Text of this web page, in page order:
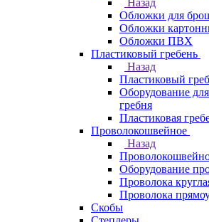
Назад
Обложки для
Обложки
Обложки ПВХ
Пластиковый гребень
Назад
Пластиковый
Оборудование
гребня
Пластиковая
Проволокошвейное
Назад
Оборудование
Проволока
Проволока
Скобы